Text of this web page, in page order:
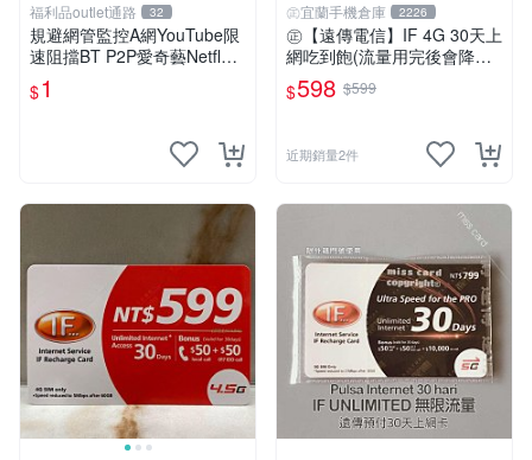
福利品outlet通路 32
規避網管監控A網YouTube限
速阻擋BT P2P愛奇藝Netflex
陸網B站Disney+必備VPN ser
ver
$1
㊣宜蘭手機倉庫 2226
㊣【遠傳電信】IF 4G 30天上
網吃到飽(流量用完後會降速)
限外籍人士專用㊣宜蘭手機倉
庫
$598 $599
近期銷量2件